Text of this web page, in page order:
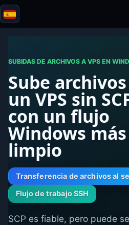
Blazor
Herramientas
Pruebas y reseñas
SUBIDAS DE ARCHIVOS A VPS EN
Sube
un VPS sin
con un flujo
Windows más
limpio
Transferencia de archivos al
Flujo de trabajo SSH
SCP es fiable, pero puede